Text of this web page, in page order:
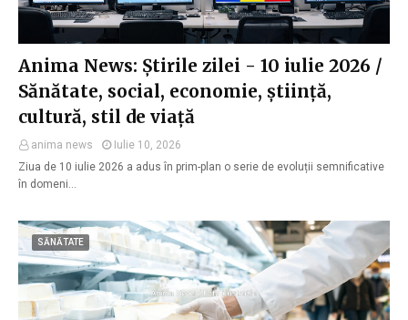
Anima News: Știrile zilei - 10 iulie 2026 /
Sănătate, social, economie, știință,
cultură, stil de viață
anima news
Iulie 10, 2026
Ziua de 10 iulie 2026 a adus în prim-plan o serie de evoluții semnificative
în domeni…
SĂNĂTATE